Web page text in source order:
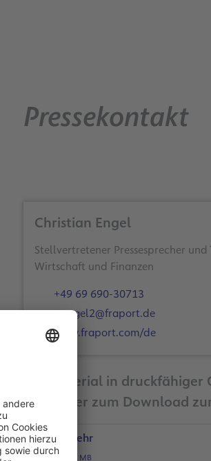
Pressekontakt
Christian Engel
Stellvertretener Pressesprecher und
Wirtschaft und Finanzen
+49 69 690-30713
c.engel2@fraport.de
www.fraport.com/de
Bildmaterial in
Ihnen hier zum Download
Rollverkehr
JPG, 3 MB